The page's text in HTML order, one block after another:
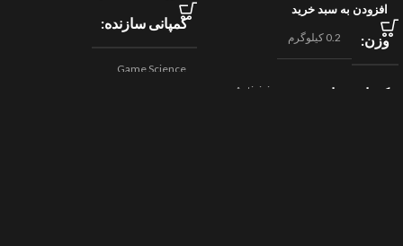
افزودن به سبد خرید
وزن 0.2 کیلوگرم
کمپانی سازنده
Activision
کمپانی سازنده
Game Science